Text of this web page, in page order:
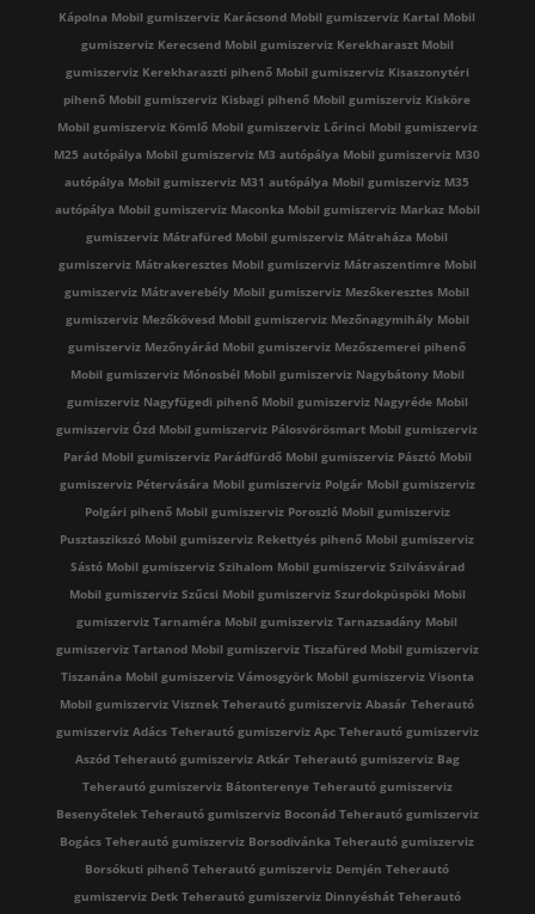
Kápolna Mobil gumiszerviz Karácsond Mobil gumiszerviz Kartal Mobil
gumiszerviz Kerecsend Mobil gumiszerviz Kerekharaszt Mobil
gumiszerviz Kerekharaszti pihenő Mobil gumiszerviz Kisaszonytéri
pihenő Mobil gumiszerviz Kisbagi pihenő Mobil gumiszerviz Kisköre
Mobil gumiszerviz Kömlő Mobil gumiszerviz Lőrinci Mobil gumiszerviz
M25 autópálya Mobil gumiszerviz M3 autópálya Mobil gumiszerviz M30
autópálya Mobil gumiszerviz M31 autópálya Mobil gumiszerviz M35
autópálya Mobil gumiszerviz Maconka Mobil gumiszerviz Markaz Mobil
gumiszerviz Mátrafüred Mobil gumiszerviz Mátraháza Mobil
gumiszerviz Mátrakeresztes Mobil gumiszerviz Mátraszentimre Mobil
gumiszerviz Mátraverebély Mobil gumiszerviz Mezőkeresztes Mobil
gumiszerviz Mezőkövesd Mobil gumiszerviz Mezőnagymihály Mobil
gumiszerviz Mezőnyárád Mobil gumiszerviz Mezőszemerei pihenő
Mobil gumiszerviz Mónosbél Mobil gumiszerviz Nagybátony Mobil
gumiszerviz Nagyfügedi pihenő Mobil gumiszerviz Nagyréde Mobil
gumiszerviz Ózd Mobil gumiszerviz Pálosvörösmart Mobil gumiszerviz
Parád Mobil gumiszerviz Parádfürdő Mobil gumiszerviz Pásztó Mobil
gumiszerviz Pétervására Mobil gumiszerviz Polgár Mobil gumiszerviz
Polgári pihenő Mobil gumiszerviz Poroszló Mobil gumiszerviz
Pusztaszikszó Mobil gumiszerviz Rekettyés pihenő Mobil gumiszerviz
Sástó Mobil gumiszerviz Szihalom Mobil gumiszerviz Szilvásvárad
Mobil gumiszerviz Szűcsi Mobil gumiszerviz Szurdokpüspöki Mobil
gumiszerviz Tarnaméra Mobil gumiszerviz Tarnazsadány Mobil
gumiszerviz Tartanod Mobil gumiszerviz Tiszafüred Mobil gumiszerviz
Tiszanána Mobil gumiszerviz Vámosgyörk Mobil gumiszerviz Visonta
Mobil gumiszerviz Visznek Teherautó gumiszerviz Abasár Teherautó
gumiszerviz Adács Teherautó gumiszerviz Apc Teherautó gumiszerviz
Aszód Teherautó gumiszerviz Atkár Teherautó gumiszerviz Bag
Teherautó gumiszerviz Bátonterenye Teherautó gumiszerviz
Besenyőtelek Teherautó gumiszerviz Boconád Teherautó gumiszerviz
Bogács Teherautó gumiszerviz Borsodivánka Teherautó gumiszerviz
Borsókuti pihenő Teherautó gumiszerviz Demjén Teherautó
gumiszerviz Detk Teherautó gumiszerviz Dinnyéshát Teherautó